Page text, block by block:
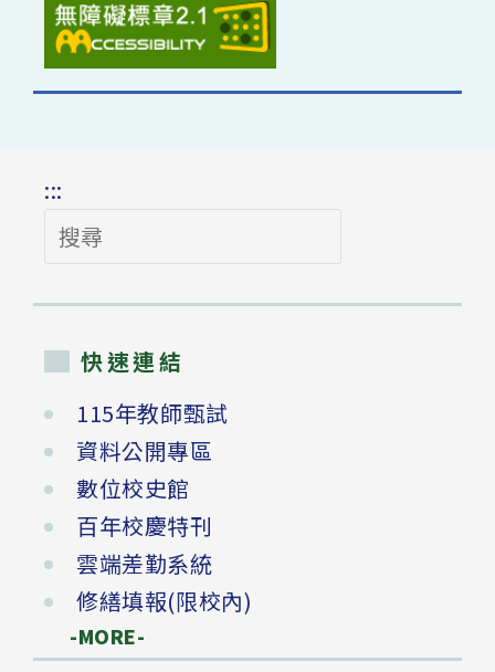
:::
搜
尋
快速連結
115年教師甄試
資料公開專區
數位校史館
百年校慶特刊
雲端差勤系統
修繕填報(限校內)
-MORE-